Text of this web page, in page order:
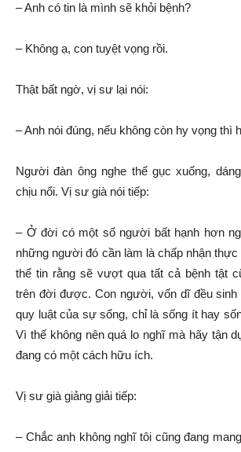
– Anh có tin là mình sẽ khỏi bệnh?
– Không ạ, con tuyệt vọng rồi.
Thật bất ngờ, vị sư lại nói:
– Anh nói đúng, nếu không còn hy vọng thì
Người đàn ông nghe thế gục xuống,
chịu nổi. Vị sư già nói tiếp:
– Ở đời có một số người bất hạnh hơn
những người đó cần làm là chấp nhận thực
thể tin rằng sẽ vượt qua tất cả bệnh tật
trên đời được. Con người, vốn dĩ đều sinh
quy luật của sự sống, chỉ là sống ít hay
Vì thế không nên quá lo nghĩ mà hãy tận
đang có một cách hữu ích.
Vị sư già giảng giải tiếp:
– Chắc anh không nghĩ tôi cũng đang